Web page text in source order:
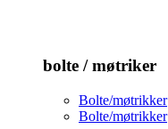
bolte / møtriker
Bolte/møtrikker
Bolte/møtrikker